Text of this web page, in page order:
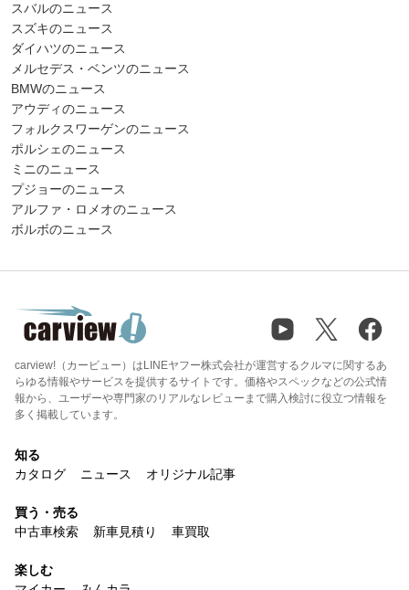
スバルのニュース
スズキのニュース
ダイハツのニュース
メルセデス・ベンツのニュース
BMWのニュース
アウディのニュース
フォルクスワーゲンのニュース
ポルシェのニュース
ミニのニュース
プジョーのニュース
アルファ・ロメオのニュース
ボルボのニュース
carview!（カービュー）はLINEヤフー株式会社が運営するクルマに関するあ
らゆる情報やサービスを提供するサイトです。価格やスペックなどの公式情
報から、ユーザーや専門家のリアルなレビューまで購入検討に役立つ情報を
多く掲載しています。
知る
カタログ
ニュース オリジナル記事
買う・売る
中古車検索
新車見積り 車買取
楽しむ